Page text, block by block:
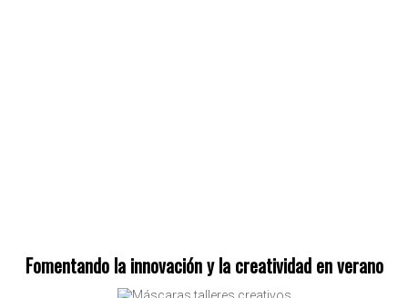
Fomentando la innovación y la creatividad en verano